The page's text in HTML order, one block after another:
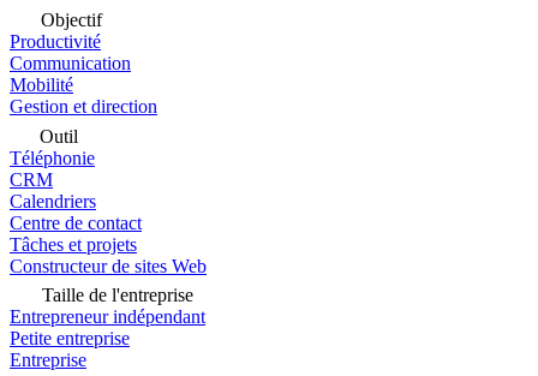
Objectif
Productivité
Communication
Mobilité
Gestion et direction
Outil
Téléphonie
CRM
Calendriers
Centre de contact
Tâches et projets
Constructeur de sites Web
Taille de l'entreprise
Entrepreneur indépendant
Petite entreprise
Entreprise